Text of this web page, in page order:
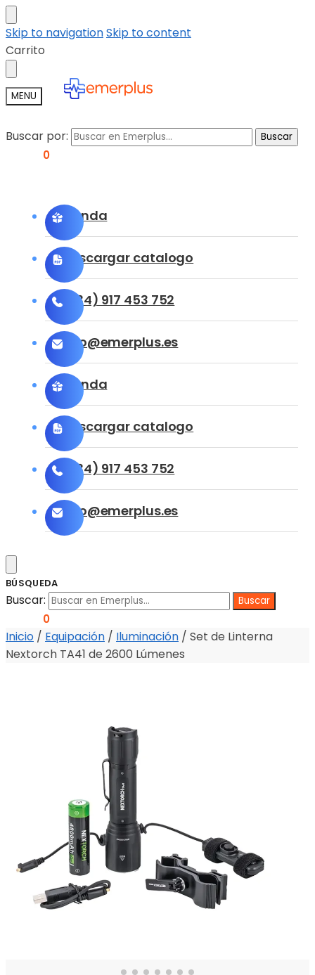
Skip to navigationSkip to content
Carrito
MENU
Buscar por: Buscar
0
Tienda
Descargar catalogo
(+34) 917 453 752
info@emerplus.es
Tienda
Descargar catalogo
(+34) 917 453 752
info@emerplus.es
BÚSQUEDA
Buscar:
0
Inicio / Equipación / Iluminación / Set de Linterna
Nextorch TA41 de 2600 Lúmenes